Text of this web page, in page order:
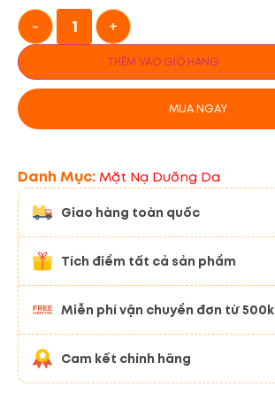
- +
THÊM VÀO GIỎ HÀNG
MUA NGAY
Danh Mục:Mặt Nạ Dưỡng Da
Giao hàng toàn quốc
Tích điểm tất cả sản phẩm
Miễn phí vận chuyển đơn từ 500k
Cam kết chính hãng